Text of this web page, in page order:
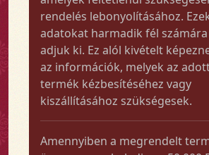
rendelés lebonyolításához.
adatokat harmadik fél
adjuk ki. Ez alól kivételt
az információk, melyek az
termék kézbesítéséhez vagy
kiszállításához szükségesek.
Amennyiben a megrendelt